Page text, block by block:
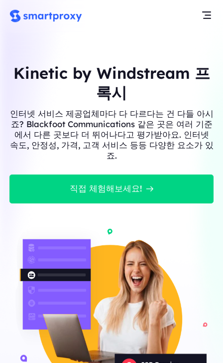
Kinetic by Windstream 프
록시
인터넷 서비스 제공업체마다 다 다르다는 건 다들 아시
죠? Blackfoot Communications 같은 곳은 여러 기준
에서 다른 곳보다 더 뛰어나다고 평가받아요. 인터넷
속도, 안정성, 가격, 고객 서비스 등등 다양한 요소가 있
죠.
직접 체험해보세요!